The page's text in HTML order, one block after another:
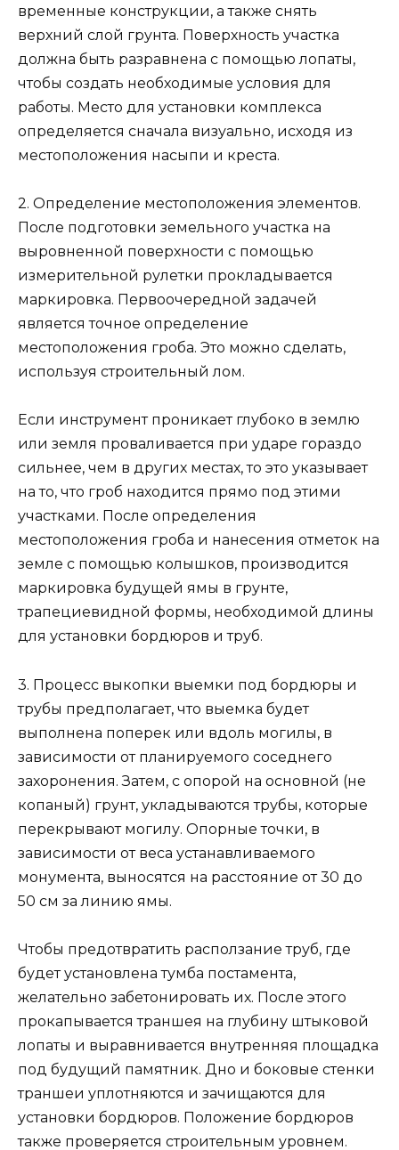
временные конструкции, а также снять
верхний слой грунта. Поверхность участка
должна быть разравнена с помощью лопаты,
чтобы создать необходимые условия для
работы. Место для установки комплекса
определяется сначала визуально, исходя из
местоположения насыпи и креста.
2. Определение местоположения элементов.
После подготовки земельного участка на
выровненной поверхности с помощью
измерительной рулетки прокладывается
маркировка. Первоочередной задачей
является точное определение
местоположения гроба. Это можно сделать,
используя строительный лом.
Если инструмент проникает глубоко в землю
или земля проваливается при ударе гораздо
сильнее, чем в других местах, то это указывает
на то, что гроб находится прямо под этими
участками. После определения
местоположения гроба и нанесения отметок на
земле с помощью колышков, производится
маркировка будущей ямы в грунте,
трапециевидной формы, необходимой длины
для установки бордюров и труб.
3. Процесс выкопки выемки под бордюры и
трубы предполагает, что выемка будет
выполнена поперек или вдоль могилы, в
зависимости от планируемого соседнего
захоронения. Затем, с опорой на основной (не
копаный) грунт, укладываются трубы, которые
перекрывают могилу. Опорные точки, в
зависимости от веса устанавливаемого
монумента, выносятся на расстояние от 30 до
50 см за линию ямы.
Чтобы предотвратить расползание труб, где
будет установлена тумба постамента,
желательно забетонировать их. После этого
прокапывается траншея на глубину штыковой
лопаты и выравнивается внутренняя площадка
под будущий памятник. Дно и боковые стенки
траншеи уплотняются и зачищаются для
установки бордюров. Положение бордюров
также проверяется строительным уровнем.